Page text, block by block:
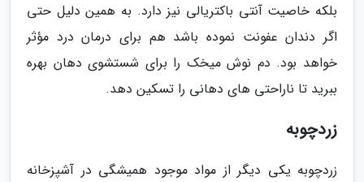
بلکه خاصیت آنتی باکتریالی نیز دارد. به همین دلیل حتی
اگر دندان عفونت نموده باشد هم برای درمان درد مؤثر
خواهد بود. دم نوش میخک را برای شستشوی دهان بهره
ببرید تا ناراحتی های دهانی را تسکین دهد.
زردچوبه
زردچوبه یکی دیگر از مواد موجود همیشگی در آشپزخانه